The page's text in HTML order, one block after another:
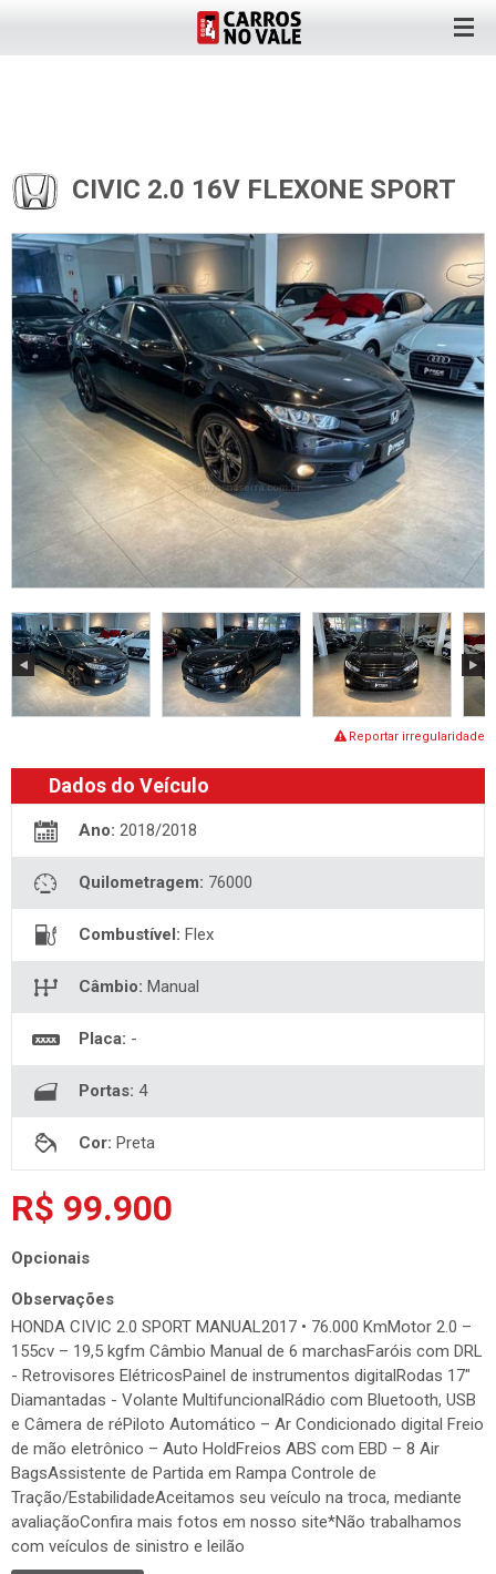
CIVIC 2.0 16V FLEXONE SPORT
Reportar irregularidade
Dados do Veículo
Ano: 2018/2018
Quilometragem: 76000
Combustível: Flex
Câmbio: Manual
Placa: -
Portas: 4
Cor: Preta
R$ 99.900
Opcionais
Observações
HONDA CIVIC 2.0 SPORT MANUAL2017 • 76.000 KmMotor 2.0 –
155cv – 19,5 kgfm Câmbio Manual de 6 marchasFaróis com DRL
- Retrovisores ElétricosPainel de instrumentos digitalRodas 17"
Diamantadas - Volante MultifuncionalRádio com Bluetooth, USB
e Câmera de réPiloto Automático – Ar Condicionado digital Freio
de mão eletrônico – Auto HoldFreios ABS com EBD – 8 Air
BagsAssistente de Partida em Rampa Controle de
Tração/EstabilidadeAceitamos seu veículo na troca, mediante
avaliaçãoConfira mais fotos em nosso site*Não trabalhamos
com veículos de sinistro e leilão